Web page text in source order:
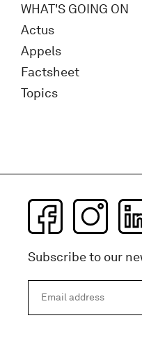
WHAT'S GOING ON
Actus
Appels
Factsheet
Topics
Subscribe to our